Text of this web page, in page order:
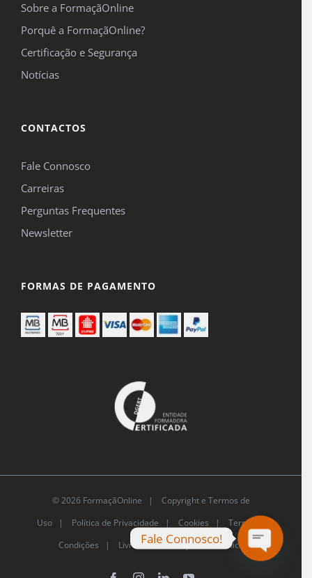
Sobre a FormaçãOnline
Porquê a FormaçãOnline?
Certificação e Segurança
Notícias
CONTACTOS
Fale Connosco
Carreiras
Perguntas Frequentes
Newsletter
FORMAS DE PAGAMENTO
© 2026 FormaçãOnline |
Copyright e Termos de
Uso| Política de Privacidade | Cookies |
Termos e
Condições |
Livro de Reclamações Eletrónico
Este site é protegido pelo reCAPTCHA e pelo Google
serviço se aplicam.
Fale Connosco!
Open